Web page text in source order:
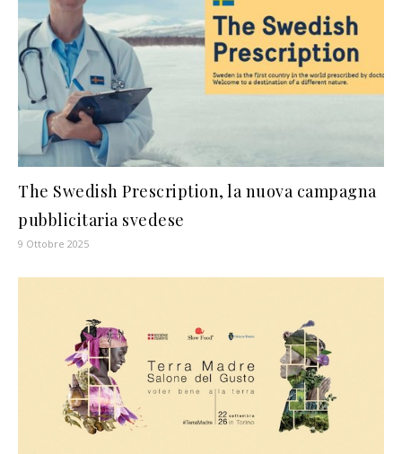
The Swedish Prescription, la nuova campagna
pubblicitaria svedese
9 Ottobre 2025